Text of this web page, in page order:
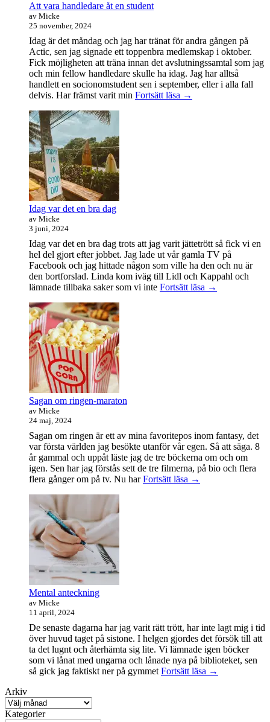
Att vara handledare åt en student
av Micke
25 november, 2024
Idag är det måndag och jag har tränat för andra gången på
Actic, sen jag signade ett toppenbra medlemskap i oktober.
Fick möjligheten att träna innan det avslutningssamtal som jag
och min fellow handledare skulle ha idag. Jag har alltså
handlett en socionomstudent sen i september, eller i alla fall
delvis. Har främst varit min Fortsätt läsa Att
→
Idag var det en bra dag
av Micke
3 juni, 2024
Idag var det en bra dag trots att jag varit jättetrött så fick vi en
hel del gjort efter jobbet. Jag lade ut vår gamla TV på
Facebook och jag hittade någon som ville ha den och nu är
den bortforslad. Linda kom iväg till Lidl och Kappahl och
lämnade tillbaka saker som vi inte Fortsätt läsa Idag
→
Sagan om ringen-maraton
av Micke
24 maj, 2024
Sagan om ringen är ett av mina favoritepos inom fantasy, det
var första världen jag besökte utanför vår egen. Så att säga. 8
år gammal och uppåt läste jag de tre böckerna om och om
igen. Sen har jag förstås sett de tre filmerna, på bio och flera
flera gånger om på tv. Nu harFortsätt läsa Sagan
→
Mental anteckning
av Micke
11 april, 2024
De senaste dagarna har jag varit rätt trött, har inte lagt mig i tid
över huvud taget på sistone. I helgen gjordes det försök till att
ta det lugnt och återhämta sig lite. Vi lämnade igen böcker
som vi lånat med ungarna och lånade nya på biblioteket, sen
så gick jag faktiskt ner på gymmet Fortsätt läsa Mental
→
Arkiv
Kategorier